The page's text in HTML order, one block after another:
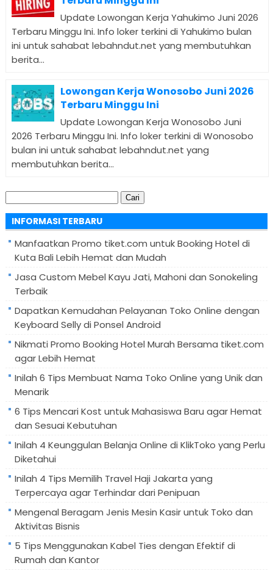
Update Lowongan Kerja Yahukimo Juni 2026
Terbaru Minggu Ini. Info loker terkini di Yahukimo bulan
ini untuk sahabat lebahndut.net yang membutuhkan
berita...
Lowongan Kerja Wonosobo Juni 2026
Terbaru Minggu Ini
Update Lowongan Kerja Wonosobo Juni
2026 Terbaru Minggu Ini. Info loker terkini di Wonosobo
bulan ini untuk sahabat lebahndut.net yang
membutuhkan berita...
Cari
untuk:
INFORMASI TERBARU
Manfaatkan Promo tiket.com untuk Booking Hotel di
Kuta Bali Lebih Hemat dan Mudah
Jasa Custom Mebel Kayu Jati, Mahoni dan Sonokeling
Terbaik
Dapatkan Kemudahan Pelayanan Toko Online dengan
Keyboard Selly di Ponsel Android
Nikmati Promo Booking Hotel Murah Bersama tiket.com
agar Lebih Hemat
Inilah 6 Tips Membuat Nama Toko Online yang Unik dan
Menarik
6 Tips Mencari Kost untuk Mahasiswa Baru agar Hemat
dan Sesuai Kebutuhan
Inilah 4 Keunggulan Belanja Online di KlikToko yang Perlu
Diketahui
Inilah 4 Tips Memilih Travel Haji Jakarta yang
Terpercaya agar Terhindar dari Penipuan
Mengenal Beragam Jenis Mesin Kasir untuk Toko dan
Aktivitas Bisnis
5 Tips Menggunakan Kabel Ties dengan Efektif di
Rumah dan Kantor